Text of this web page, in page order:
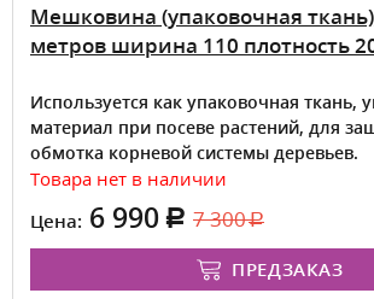
Мешковина (упаковочная
метров ширина 110 плотность
Используется как упаковочная ткань,
материал при посеве растений, для
обмотка корневой системы деревьев.
Товара нет в наличии
Цена: 6 990 7 300
ПРЕДЗАКАЗ